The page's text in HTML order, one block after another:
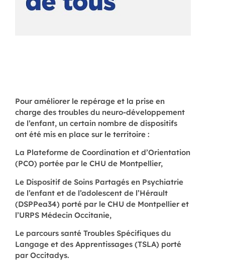
Pour améliorer le repérage et la prise en
charge des troubles du neuro-développement
de l’enfant, un certain nombre de dispositifs
ont été mis en place sur le territoire :
La Plateforme de Coordination et d’Orientation
(PCO) portée par le CHU de Montpellier,
Le Dispositif de Soins Partagés en Psychiatrie
de l’enfant et de l’adolescent de l’Hérault
(DSPPea34) porté par le CHU de Montpellier et
l’URPS Médecin Occitanie,
Le parcours santé Troubles Spécifiques du
Langage et des Apprentissages (TSLA) porté
par Occitadys.